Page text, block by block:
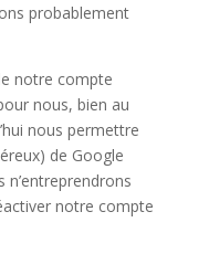
probablement
notre compte
nous, bien au
nous permettre
de Google
notre compte